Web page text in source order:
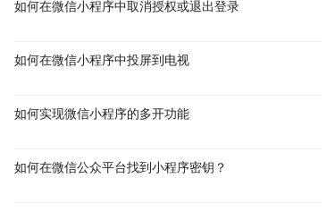
如何在微信小程序中取消授权或退出登录
如何在微信小程序中投屏到电视
如何实现微信小程序的多开功能
如何在微信公众平台找到小程序密钥？